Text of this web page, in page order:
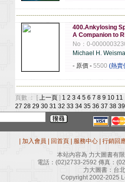
400.Ankylosing
A Companion to
No：0-
Michael H.
- 原價 - 5500 (熱賣
頁數 ： [ 上一頁 ] 1 2 3 4 5 6 7 8 9 10 11
27 28 29 30 31 32 33 34 35 36 37 38 39
加入會員 回首頁 服務中心
行銷回
本站內容為 力大圖書有
電話： (02)2733-2592 傳真：
力大圖書：台
Copyright 2002-2025